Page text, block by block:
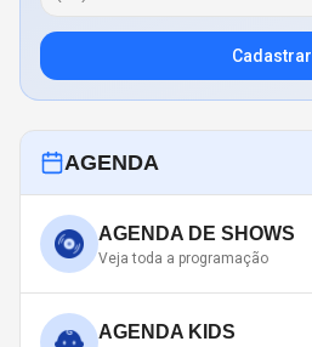
Cadastrar
AGENDA
AGENDA DE SHOWS
Veja toda a programação
AGENDA KIDS